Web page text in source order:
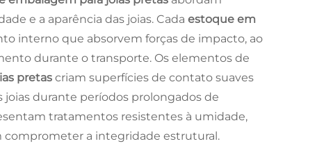
e a aparência das joias. Cada estoque em
interno que absorvem forças de impacto, ao
durante o transporte. Os elementos de
pretas criam superfícies de contato suaves
durante períodos prolongados de
tratamentos resistentes à umidade,
comprometer a integridade estrutural.